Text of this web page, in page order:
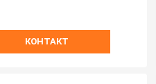
КОНТАКТ